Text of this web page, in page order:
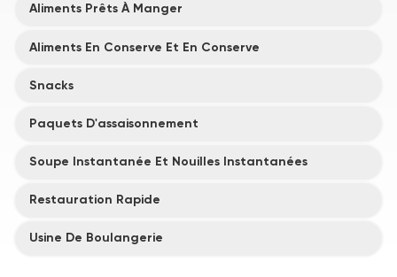
Aliments Prêts À Manger
Aliments En Conserve Et En Conserve
Snacks
Paquets D'assaisonnement
Soupe Instantanée Et Nouilles Instantanées
Restauration Rapide
Usine De Boulangerie